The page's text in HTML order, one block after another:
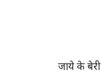
जाये के